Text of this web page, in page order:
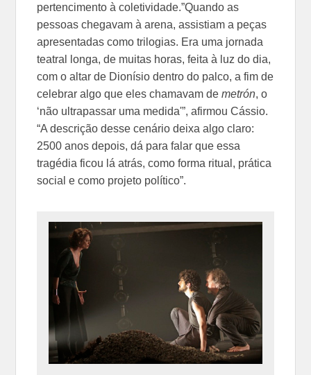
pertencimento à coletividade.”Quando as
pessoas chegavam à arena, assistiam a peças
apresentadas como trilogias. Era uma jornada
teatral longa, de muitas horas, feita à luz do dia,
com o altar de Dionísio dentro do palco, a fim de
celebrar algo que eles chamavam demetrón, o
‘não ultrapassar uma medida'”, afirmou Cássio.
“A descrição desse cenário deixa algo claro:
2500 anos depois, dá para falar que essa
tragédia ficou lá atrás, como forma ritual, prática
social e como projeto político”.